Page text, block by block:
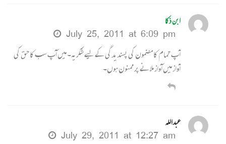
ابن ذکا
July 25, 2011 at 6:09 pm
آپ تمام کا مضمون کی پسندیدگی کے لیے شکریہ۔ میں آپ سب کا حق کی
آواز میں آواز ملانے پر ممنون ہوں۔
عبداللہ
July 29, 2011 at 12:27 am